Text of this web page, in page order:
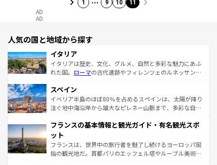
1 9 10 11
AD
AD
人気の国と地域から探す
イタリア
イタリアは歴史、文化、グルメ、自然と多彩な魅力にあふ
れた国。 ローマの古代遺跡やフィレンツェのルネッサンス
ろん、トスカーナの美しい田園風景やアマルフィ海岸の絶
景など、自然景観も見逃せない。観光の合間には、本場の
ピザやパスタなど、絶品のイタリア料理を堪能することも
ませてくれるイタリアで、忘れられない旅をしてみよう！
なお、新着のイタリア情報は
しい。
スペイン
イベリア半島のほぼ80％を占めるスペインは、太陽が降り
注ぐ地中海沿岸から雄大なピレネー山脈まで、多彩な自然
文化が根付くこの国では、情熱的なフラメンコ、熱気あふ
れる闘牛、そして美味しいタパスが生活の一部となってい
る。首都マドリードの洗練された雰囲気や、バルセロナの
アートに溢れた街角から、地方では古代ローマ遺跡や中世
フランスの基本情報と観光ガイド・有名観光スポ
ット
フランスは、世界中の旅行者を魅了し続けるヨーロッパ屈
指の観光地だ。首都パリのエッフェル塔やルーブル美術館